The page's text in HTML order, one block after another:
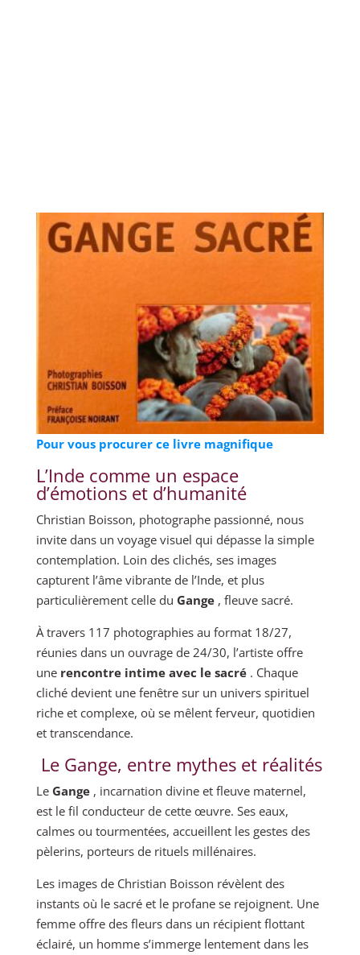
Pour vous procurer ce livre magnifique
L’Inde comme un espace
d’émotions et d’humanité
Christian Boisson, photographe passionné, nous
invite dans un voyage visuel qui dépasse la simple
contemplation. Loin des clichés, ses images
capturent l’âme vibrante de l’Inde, et plus
particulièrement celle du Gange, fleuve sacré.
À travers 117 photographies au format 18/27,
réunies dans un ouvrage de 24/30, l’artiste offre
une rencontre intime avec le sacré. Chaque
cliché devient une fenêtre sur un univers spirituel
riche et complexe, où se mêlent ferveur, quotidien
et transcendance.
Le Gange, entre mythes et réalités
Le Gange, incarnation divine et fleuve maternel,
est le fil conducteur de cette œuvre. Ses eaux,
calmes ou tourmentées, accueillent les gestes des
pèlerins, porteurs de rituels millénaires.
Les images de Christian Boisson révèlent des
instants où le sacré et le profane se rejoignent. Une
femme offre des fleurs dans un récipient flottant
éclairé, un homme s’immerge lentement dans les